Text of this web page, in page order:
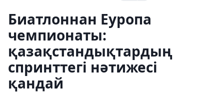
Биатлоннан Еуропа
чемпионаты:
қазақстандықтардың
спринттегі нәтижесі
қандай